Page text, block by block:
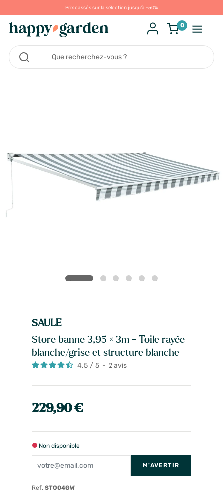
Prix cassés sur la sélection jusqu'à -50%
0
SAULE
Store banne 3,95 × 3m - Toile rayée
blanche/grise et structure blanche
4.5 / 5 - 2avis
229,90 €
Non disponible
M'AVERTIR
Ref. STO04GW